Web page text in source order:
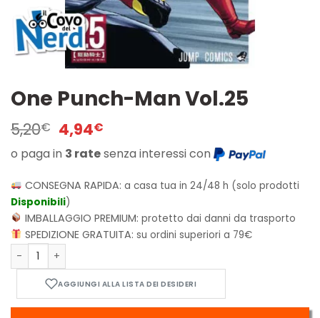
One Punch-Man Vol.25
5,20€ Il
prezzo
originale
5,20€.
4,94€
prezzo
attuale
4,94€.
o paga in 3 ratesenza interessi con
CONSEGNA RAPIDA:a casa tua in 24/48 h (solo prodotti
Disponibili)
IMBALLAGGIO PREMIUM:protetto dai danni da trasporto
SPEDIZIONE GRATUITA:su ordini superiori a 79€
One Punch-Man Vol.25 quantità